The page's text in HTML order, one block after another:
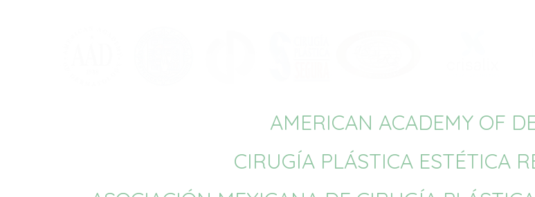
AMERICAN ACADEMY OF
CIRUGÍA PLÁSTICA ESTÉTICA